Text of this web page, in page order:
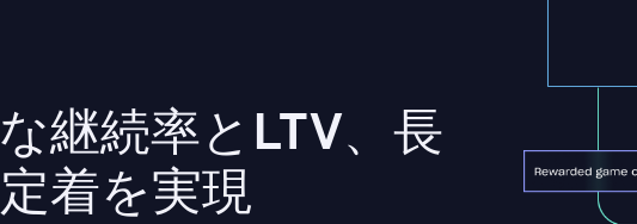
継続率とLTV、長
着を実現